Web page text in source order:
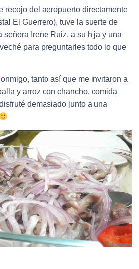
recojo del aeropuerto directamente
El Guerrero), tuve la suerte de
señora Irene Ruiz, a su hija y una
para preguntarles todo lo que
tanto así que me invitaron a
y arroz con chancho, comida
demasiado junto a una